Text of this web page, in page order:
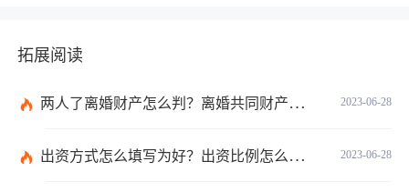
拓展阅读
2023-06-28
两人了离婚财产怎么判？离婚共同财产有哪些？_焦点快报
2023-06-28
出资方式怎么填写为好？出资比例怎么填写？